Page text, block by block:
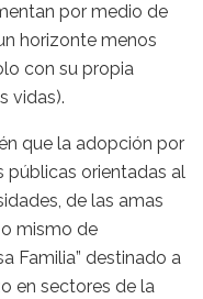
por medio de
horizonte menos
con su propia
vidas).
que la adopción por
públicas orientadas al
de las amas
mismo de
Familia” destinado a
en sectores de la